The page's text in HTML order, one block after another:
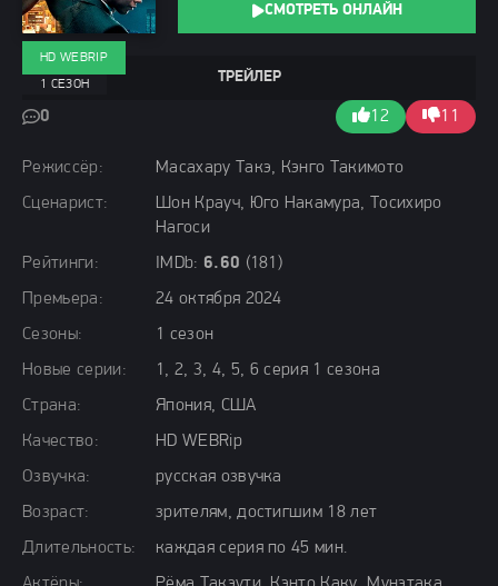
Режиссёр:
Масахару Такэ, Кэнго Такимото
Сценарист:
Шон Крауч, Юго Накамура, Тосихиро
Нагоси
Рейтинги:
IMDb: 6.60 (181)
Премьера:
24 октября 2024
Сезоны:
1 сезон
Новые серии:
1, 2, 3, 4, 5, 6 серия 1 сезона
Страна:
Япония, США
Качество:
HD WEBRip
Озвучка:
русская озвучка
Возраст:
зрителям, достигшим 18 лет
Длительность:
каждая серия по 45 мин.
ТРЕЙЛЕР
0 12 11
HD WEBRIP
1 СЕЗОН
СМОТРЕТЬ ОНЛАЙН